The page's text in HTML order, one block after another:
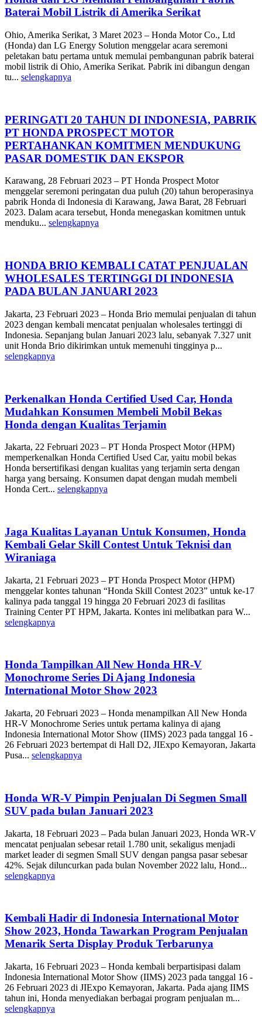
Baterai Mobil Listrik di Amerika Serikat
Ohio, Amerika Serikat, 3 Maret 2023 – Honda Motor Co., Ltd
(Honda) dan LG Energy Solution menggelar acara seremoni
peletakan batu pertama untuk memulai pembangunan pabrik baterai
mobil listrik di Ohio, Amerika Serikat. Pabrik ini dibangun dengan
tu... selengkapnya
PERINGATI 20 TAHUN DI INDONESIA, PABRIK
PT HONDA PROSPECT MOTOR
PERTAHANKAN KOMITMEN MENDUKUNG
PASAR DOMESTIK DAN EKSPOR
Karawang, 28 Februari 2023 – PT Honda Prospect Motor
menggelar seremoni peringatan dua puluh (20) tahun beroperasinya
pabrik Honda di Indonesia di Karawang, Jawa Barat, 28 Februari
2023. Dalam acara tersebut, Honda menegaskan komitmen untuk
menduku... selengkapnya
HONDA BRIO KEMBALI CATAT PENJUALAN
WHOLESALES TERTINGGI DI INDONESIA
PADA BULAN JANUARI 2023
Jakarta, 23 Februari 2023 – Honda Brio memulai penjualan di tahun
2023 dengan kembali mencatat penjualan wholesales tertinggi di
Indonesia. Sepanjang bulan Januari 2023 lalu, sebanyak 7.327 unit
unit Honda Brio dikirimkan untuk memenuhi tingginya p...
selengkapnya
Perkenalkan Honda Certified Used Car, Honda
Mudahkan Konsumen Membeli Mobil Bekas
Honda dengan Kualitas Terjamin
Jakarta, 22 Februari 2023 – PT Honda Prospect Motor (HPM)
memperkenalkan Honda Certified Used Car, yaitu mobil bekas
Honda bersertifikasi dengan kualitas yang terjamin serta dengan
harga yang bersaing. Konsumen dapat dengan mudah membeli
Honda Cert... selengkapnya
Jaga Kualitas Layanan Untuk Konsumen, Honda
Kembali Gelar Skill Contest Untuk Teknisi dan
Wiraniaga
Jakarta, 21 Februari 2023 – PT Honda Prospect Motor (HPM)
menggelar kontes tahunan “Honda Skill Contest 2023” untuk ke-17
kalinya pada tanggal 19 hingga 20 Februari 2023 di fasilitas
Training Center PT HPM, Jakarta. Kontes ini melibatkan para W...
selengkapnya
Honda Tampilkan All New Honda HR-V
Monochrome Series Di Ajang Indonesia
International Motor Show 2023
Jakarta, 20 Februari 2023 – Honda menampilkan All New Honda
HR-V Monochrome Series untuk pertama kalinya di ajang
Indonesia International Motor Show (IIMS) 2023 pada tanggal 16 -
26 Februari 2023 bertempat di Hall D2, JIExpo Kemayoran, Jakarta
Pusa... selengkapnya
Honda WR-V Pimpin Penjualan Di Segmen Small
SUV pada bulan Januari 2023
Jakarta, 18 Februari 2023 – Pada bulan Januari 2023, Honda WR-V
mencatat penjualan sebesar retail 1.780 unit, sekaligus menjadi
market leader di segmen Small SUV dengan pangsa pasar sebesar
42%. Sejak diluncurkan pada bulan November 2022 lalu, Hond...
selengkapnya
Kembali Hadir di Indonesia International Motor
Show 2023, Honda Tawarkan Program Penjualan
Menarik Serta Display Produk Terbarunya
Jakarta, 16 Februari 2023 – Honda kembali berpartisipasi dalam
Indonesia International Motor Show (IIMS) 2023 pada tanggal 16 -
26 Februari 2023 di JIExpo Kemayoran, Jakarta. Pada ajang IIMS
tahun ini, Honda menyediakan berbagai program penjualan m...
selengkapnya